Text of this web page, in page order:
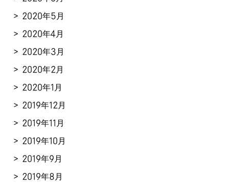
2020年5月
2020年4月
2020年3月
2020年2月
2020年1月
2019年12月
2019年11月
2019年10月
2019年9月
2019年8月